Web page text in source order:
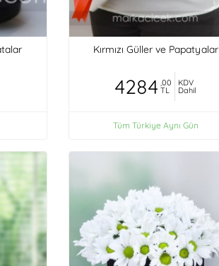
Kırmızı Güller ve Papatyalar
4284 ,00
TL
KDV
Dahil
Tüm Türkiye Aynı Gün